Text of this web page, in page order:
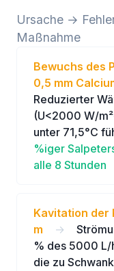
Ursache →
Maßnahme
Bewuchs des
0,5 mm
Reduzierter
(U<2000 W/
unter 71,5°C
%iger
alle 8 Stunden
Kavitation der
m
→
% des 5000 L/
die zu